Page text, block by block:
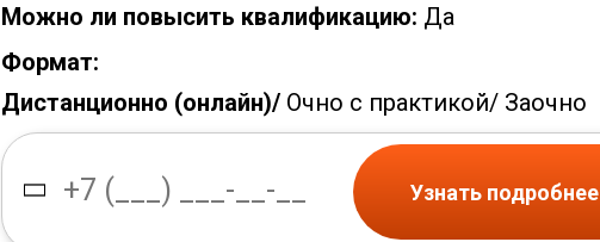
Можно ли повысить квалификацию: Да
Формат:
Дистанционно (онлайн)/ Очно с практикой/ Заочно
Узнать подробнее